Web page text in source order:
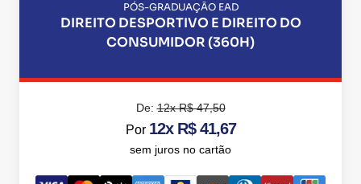
PÓS-GRADUAÇÃO EAD
DIREITO DESPORTIVO E DIREITO DO
CONSUMIDOR (360H)
De:12x R$ 47,50
Por 12x R$ 41,67
sem juros no cartão